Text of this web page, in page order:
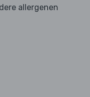
allergenen